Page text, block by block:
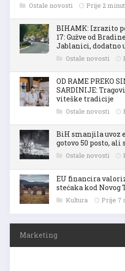
Ostale novosti Prije 2
BIHAMK: Izrazito
17: Gužve od
Jablanici, dodatno
Ostale novosti
OD RAME PREKO
SARDINIJE:
viteške tradicije
Ostale novosti
BiH smanjila uvoz
gotovo 50 posto, ali
Ostale novosti
EU financira
stećaka kod Novog
Kultura Prije 7
Marketing